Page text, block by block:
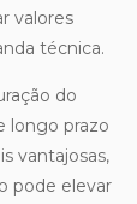
valores
técnica.
do
longo prazo
vantajosas,
pode elevar